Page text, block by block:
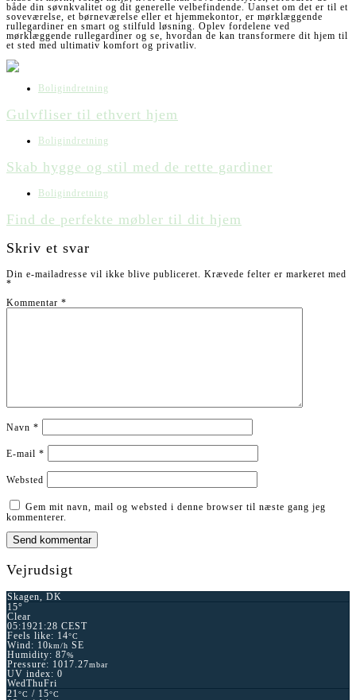
både din søvnkvalitet og dit generelle velbefindende. Uanset om det er til et
soveværelse, et børneværelse eller et hjemmekontor, er mørklæggende
rullegardiner en smart og stilfuld løsning. Oplev fordelene ved
mørklæggende rullegardiner og se, hvordan de kan transformere dit hjem til
et sted med ultimativ komfort og privatliv.
Boligindretning
Gulvfliser til ethvert hjem
Boligindretning
Skab hygge og stil med de rette gardiner
Boligindretning
Find de perfekte møbler til dit hjem
Skriv et svar
Din e-mailadresse vil ikke blive publiceret. Krævede felter er markeret med
*
Kommentar *
Navn *
E-mail *
Websted
Gem mit navn, mail og websted i denne browser til næste gang jeg
kommenterer.
Vejrudsigt
Skagen, DK
15°
Clear
05:1921:28 CEST
Feels like: 14°C
Wind: 10km/h SE
Humidity: 87%
Pressure: 1017.27mbar
UV index: 0
WedThuFri
21°C / 15°C